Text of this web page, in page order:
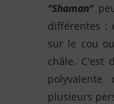
"Shaman"
différentes :
sur le cou
châle. C'est
plusieurs